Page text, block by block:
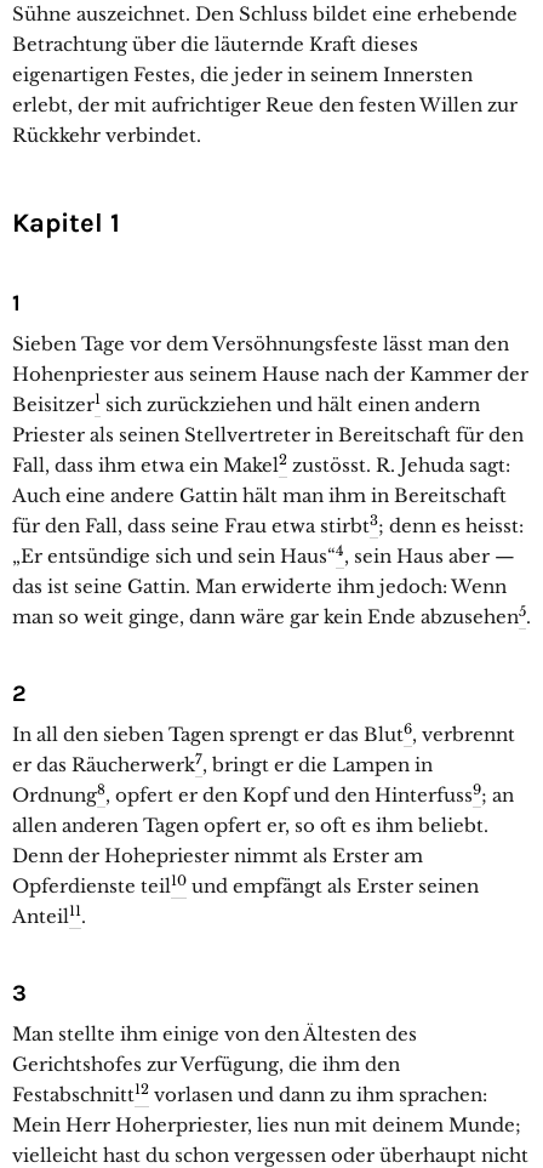
Sühne auszeichnet. Den Schluss bildet eine erhebende
Betrachtung über die läuternde Kraft dieses
eigenartigen Festes, die jeder in seinem Innersten
erlebt, der mit aufrichtiger Reue den festen Willen zur
Rückkehr verbindet.
Kapitel 1
1
Sieben Tage vor dem Versöhnungsfeste lässt man den
Hohenpriester aus seinem Hause nach der Kammer der
Beisitzer1 sich zurückziehen und hält einen andern
Priester als seinen Stellvertreter in Bereitschaft für den
Fall, dass ihm etwa ein Makel2 zustösst. R. Jehuda sagt:
Auch eine andere Gattin hält man ihm in Bereitschaft
für den Fall, dass seine Frau etwa stirbt3; denn es heisst:
„Er entsündige sich und sein Haus“4, sein Haus aber —
das ist seine Gattin. Man erwiderte ihm jedoch: Wenn
man so weit ginge, dann wäre gar kein Ende abzusehen5.
2
In all den sieben Tagen sprengt er das Blut6, verbrennt
er das Räucherwerk7, bringt er die Lampen in
Ordnung8, opfert er den Kopf und den Hinterfuss9; an
allen anderen Tagen opfert er, so oft es ihm beliebt.
Denn der Hohepriester nimmt als Erster am
Opferdienste teil10 und empfängt als Erster seinen
Anteil11.
3
Man stellte ihm einige von den Ältesten des
Gerichtshofes zur Verfügung, die ihm den
Festabschnitt12 vorlasen und dann zu ihm sprachen:
Mein Herr Hoherpriester, lies nun mit deinem Munde;
vielleicht hast du schon vergessen oder überhaupt nicht